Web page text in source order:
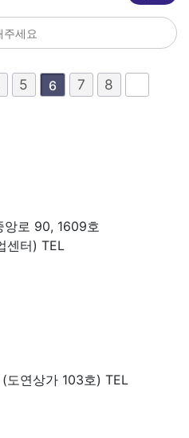
5 6 7 8
앙로 90, 1609호
센터) TEL
도연상가 103호) TEL